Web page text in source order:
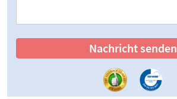
Nachricht senden